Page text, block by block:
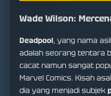
Wade Wilson:
Deadpool, yang nama
adalah seorang tentara
cacat namun sangat
Marvel Comics. Kisah
dia yang menjadi subjek